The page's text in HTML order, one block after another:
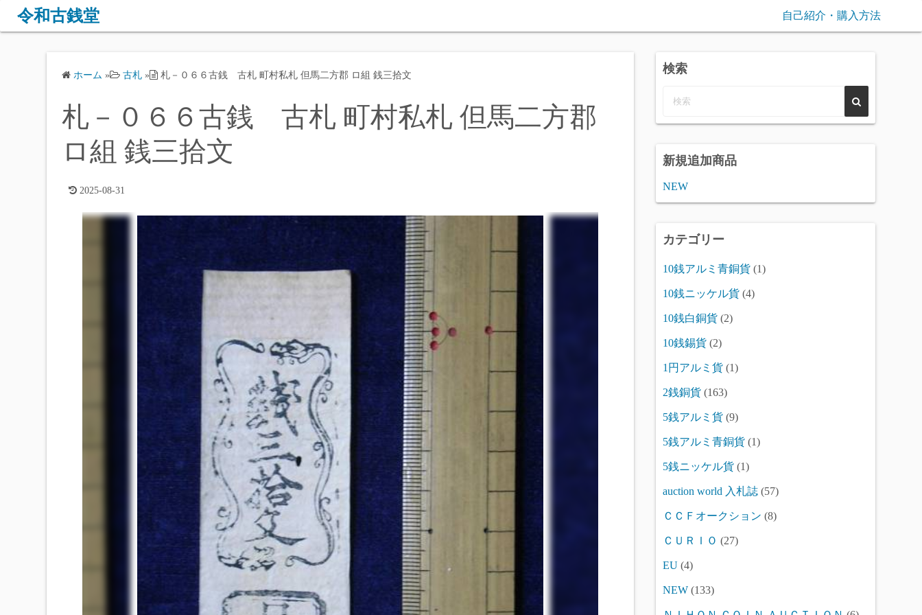
令和古銭堂 自己紹介・購入方法
ホーム » 古札 » 札－０６６古銭 古札 町村私札 但馬二方郡 ロ組 銭三拾文
札－０６６古銭 古札 町村私札 但馬二方郡
ロ組 銭三拾文
2025-08-31
検索
新規追加商品
NEW
カテゴリー
10銭アルミ青銅貨 (1)
10銭ニッケル貨 (4)
10銭白銅貨 (2)
10銭錫貨 (2)
1円アルミ貨 (1)
2銭銅貨 (163)
5銭アルミ貨 (9)
5銭アルミ青銅貨 (1)
5銭ニッケル貨 (1)
auction world 入札誌 (57)
ＣＣＦオークション (8)
ＣＵＲＩＯ (27)
EU (4)
NEW (133)